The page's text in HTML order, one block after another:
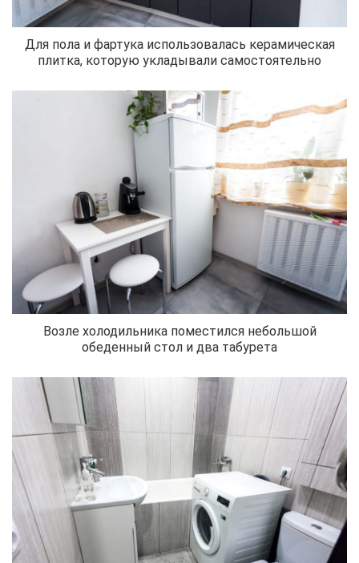
Для пола и фартука использовалась керамическая
плитка, которую укладывали самостоятельно
Возле холодильника поместился небольшой
обеденный стол и два табурета